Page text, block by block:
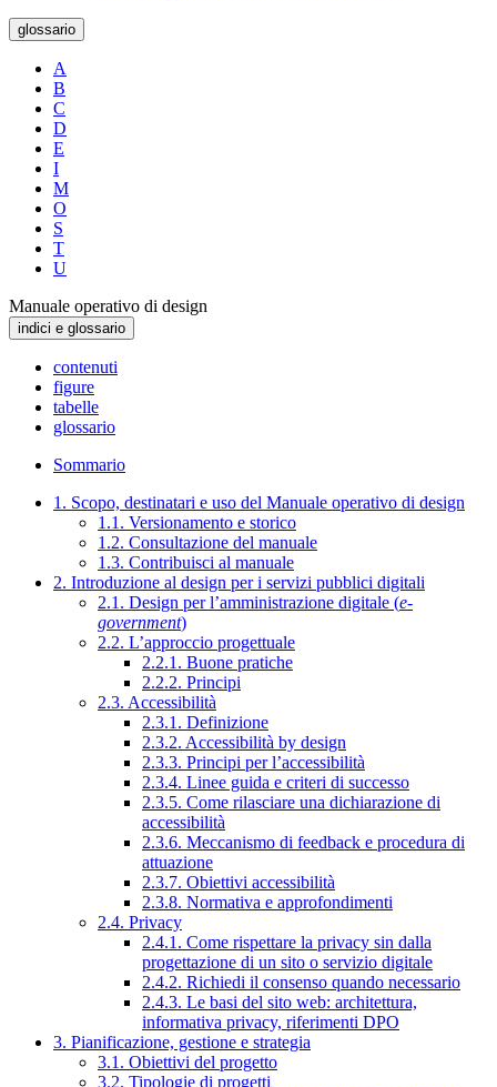
glossario
A
B
C
D
E
I
M
O
S
T
U
Manuale operativo di design
indici e glossario
contenuti
figure
tabelle
glossario
Sommario
1. Scopo, destinatari e uso del Manuale operativo di design
1.1. Versionamento e storico
1.2. Consultazione del manuale
1.3. Contribuisci al manuale
2. Introduzione al design per i servizi pubblici digitali
2.1. Design per l’amministrazione digitale (e-
government)
2.2. L’approccio progettuale
2.2.1. Buone pratiche
2.2.2. Principi
2.3. Accessibilità
2.3.1. Definizione
2.3.2. Accessibilità by design
2.3.3. Principi per l’accessibilità
2.3.4. Linee guida e criteri di successo
2.3.5. Come rilasciare una dichiarazione di
accessibilità
2.3.6. Meccanismo di feedback e procedura di
attuazione
2.3.7. Obiettivi accessibilità
2.3.8. Normativa e approfondimenti
2.4. Privacy
2.4.1. Come rispettare la privacy sin dalla
progettazione di un sito o servizio digitale
2.4.2. Richiedi il consenso quando necessario
2.4.3. Le basi del sito web: architettura,
informativa privacy, riferimenti DPO
3. Pianificazione, gestione e strategia
3.1. Obiettivi del progetto
3.2. Tipologie di progetti